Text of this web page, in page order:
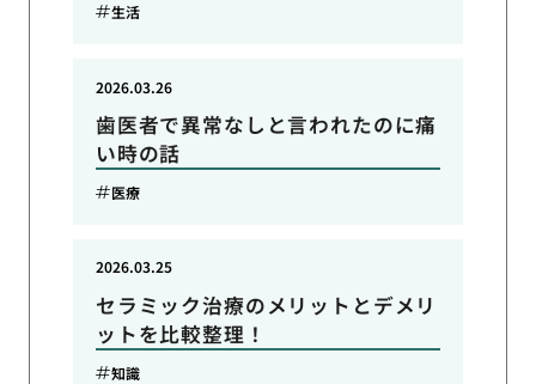
生活
歯医者で異常なしと言われたのに痛
い時の話
2026.03.26
医療
セラミック治療のメリットとデメリ
ットを比較整理！
2026.03.25
知識